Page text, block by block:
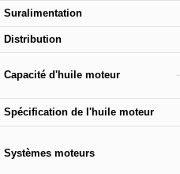
Suralimentation
Distribution
Capacité d'huile moteur
Spécification de l'huile moteur
Systèmes moteurs